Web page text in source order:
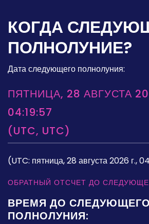
КОГДА
ПОЛНОЛУНИЕ?
Дата следующего полнолуния:
ПЯТНИЦА, 28 АВГУСТА
04:19:57
(UTC, UTC)
(UTC: пятница, 28 августа 2026 г.,
ОБРАТНЫЙ ОТСЧЕТ ДО
ВРЕМЯ ДО СЛЕДУЮЩЕГО
ПОЛНОЛУНИЯ: